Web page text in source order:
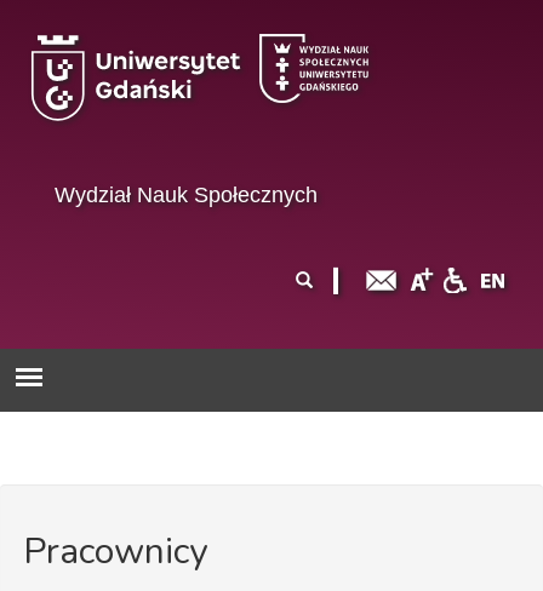
Wydział Nauk Społecznych
wyszukiwania
Pracownicy